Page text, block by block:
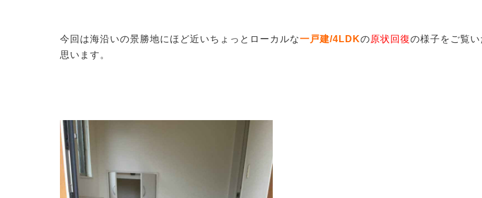
今回は海沿いの景勝地にほど近いちょっとローカルな一戸建/4LDKの原状回復の様子をご覧い
思います。